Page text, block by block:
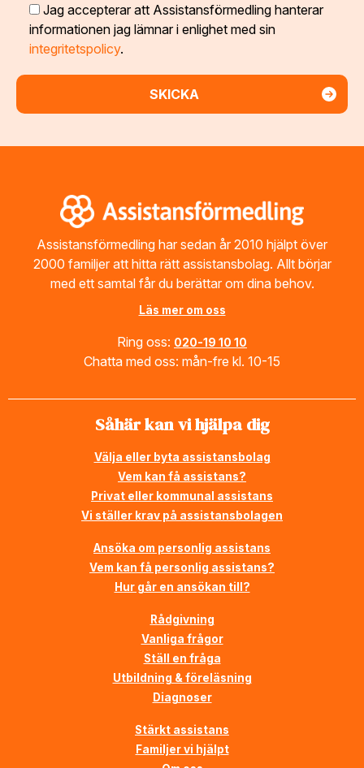
Jag accepterar att Assistansförmedling hanterar
informationen jag lämnar i enlighet med sin
integritetspolicy.
Assistansförmedling har sedan år 2010 hjälpt över
2000 familjer att hitta rätt assistansbolag. Allt börjar
med ett samtal får du berättar om dina behov.
Läs mer om oss
Ring oss: 020-19 10 10
Chatta med oss: mån-fre kl. 10-15
Såhär kan vi hjälpa dig
Välja eller byta assistansbolag
Vem kan få assistans?
Privat eller kommunal assistans
Vi ställer krav på assistansbolagen
Ansöka om personlig assistans
Vem kan få personlig assistans?
Hur går en ansökan till?
Rådgivning
Vanliga frågor
Ställ en fråga
Utbildning & föreläsning
Diagnoser
Stärkt assistans
Familjer vi hjälpt